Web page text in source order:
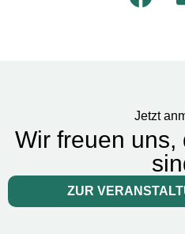
Jetzt
Wir freuen uns,
ZUR